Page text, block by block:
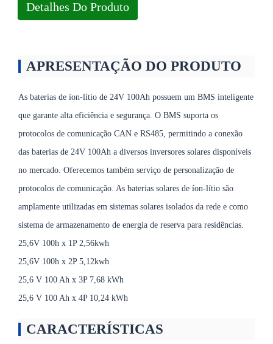
Detalhes Do Produto
APRESENTAÇÃO DO PRODUTO
As baterias de íon-lítio de 24V 100Ah possuem um BMS inteligente
que garante alta eficiência e segurança. O BMS suporta os
protocolos de comunicação CAN e RS485, permitindo a conexão
das baterias de 24V 100Ah a diversos inversores solares disponíveis
no mercado. Oferecemos também serviço de personalização de
protocolos de comunicação. As baterias solares de íon-lítio são
amplamente utilizadas em sistemas solares isolados da rede e como
sistema de armazenamento de energia de reserva para residências.
25,6V 100h x 1P 2,56kwh
25,6V 100h x 2P 5,12kwh
25,6 V 100 Ah x 3P 7,68 kWh
25,6 V 100 Ah x 4P 10,24 kWh
CARACTERÍSTICAS